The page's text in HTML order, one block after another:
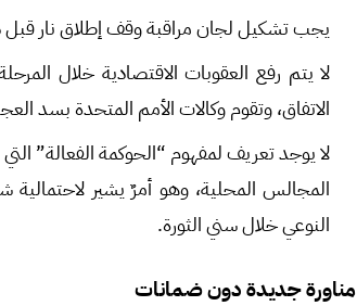
يجب تشكيل لجان مراقبة وقف إطلاق نار قبل
لا يتم رفع العقوبات الاقتصادية خلال
الاتفاق، وتقوم وكالات الأمم المتحدة بسد
لا يوجد تعريف لمفهوم “الحوكمة الفعالة”
المجالس المحلية، وهو أمرٌ يشير
النوعي خلال سني الثورة.
مناورة جديدة دون ضمانات